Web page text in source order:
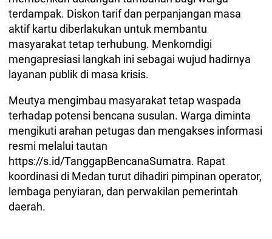
terdampak. Diskon tarif dan perpanjangan masa
aktif kartu diberlakukan untuk membantu
masyarakat tetap terhubung. Menkomdigi
mengapresiasi langkah ini sebagai wujud hadirnya
layanan publik di masa krisis.
Meutya mengimbau masyarakat tetap waspada
terhadap potensi bencana susulan. Warga diminta
mengikuti arahan petugas dan mengakses informasi
resmi melalui tautan
https://s.id/TanggapBencanaSumatra. Rapat
koordinasi di Medan turut dihadiri pimpinan operator,
lembaga penyiaran, dan perwakilan pemerintah
daerah.